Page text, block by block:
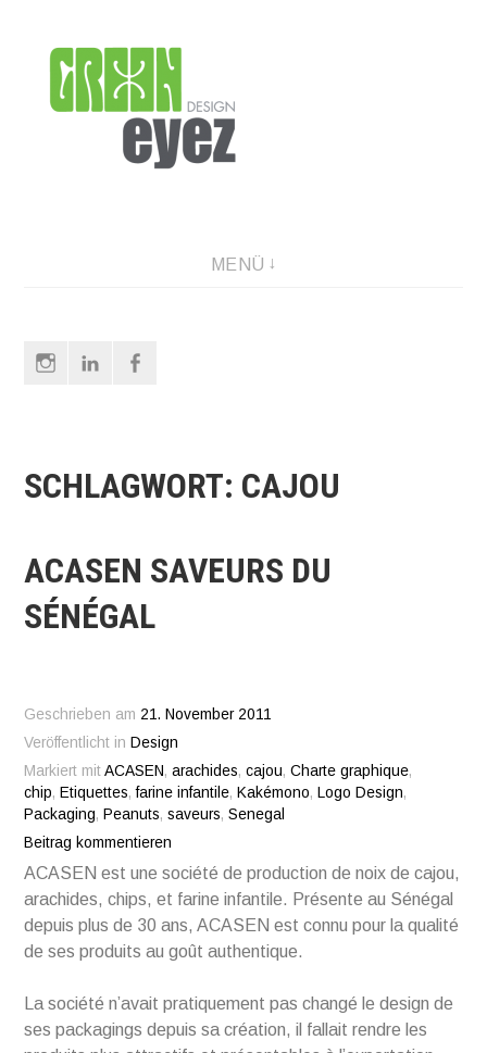
zum
Inhalt
graphic design & photography
MENÜ
InstagramLinkedIn
SCHLAGWORT: CAJOU
ACASEN SAVEURS DU
SÉNÉGAL
Geschrieben am 21. November 2011
Veröffentlicht in Design
Markiert mitACASEN ,arachides,cajou,Charte graphique,
chip, Etiquettes,farine infantile, Kakémono, Logo Design,
Packaging, Peanuts,saveurs,Senegal
Beitrag kommentieren
ACASEN est une société de production de noix de cajou,
arachides, chips, et farine infantile. Présente au Sénégal
depuis plus de 30 ans, ACASEN est connu pour la qualité
de ses produits au goût authentique.
La société n’avait pratiquement pas changé le design de
ses packagings depuis sa création, il fallait rendre les